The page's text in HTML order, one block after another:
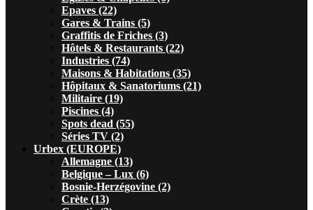
Epaves (22)
Gares & Trains (5)
Graffitis de Friches (3)
Hôtels & Restaurants (22)
Industries (74)
Maisons & Habitations (35)
Hôpitaux & Sanatoriums (21)
Militaire (19)
Piscines (4)
Spots dead (55)
Séries TV (2)
Urbex (EUROPE)
Allemagne (13)
Belgique – Lux (6)
Bosnie-Herzégovine (2)
Crète (13)